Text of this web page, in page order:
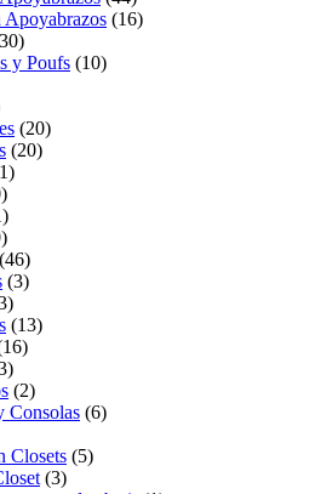
Apoyabrazos (16)
y Poufs (10)
(20)
(20)
(46)
(3)
(13)
(2)
Consolas (6)
Closets (5)
(3)